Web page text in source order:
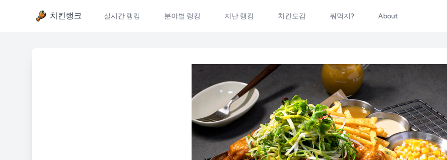
치킨랭크 실시간 랭킹 분야별 랭킹 지난 랭킹 치킨도감 뭐먹지? About